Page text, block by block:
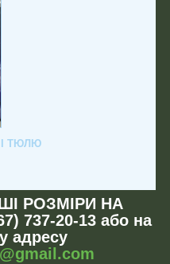
ТЮЛЮ
РОЗМІРИ НА
737-20-13 або на
адресу